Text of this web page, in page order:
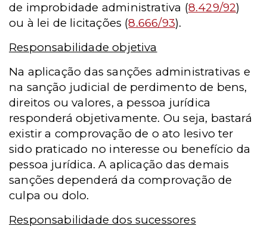
de improbidade administrativa (8.429/92)
ou à lei de licitações (8.666/93).
Responsabilidade objetiva
Na aplicação das sanções administrativas e
na sanção judicial de perdimento de bens,
direitos ou valores, a pessoa jurídica
responderá objetivamente. Ou seja, bastará
existir a comprovação de o ato lesivo ter
sido praticado no interesse ou benefício da
pessoa jurídica. A aplicação das demais
sanções dependerá da comprovação de
culpa ou dolo.
Responsabilidade dos sucessores